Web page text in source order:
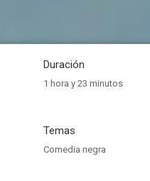
Duración
1 hora y 23 minutos
Temas
Comedia negra